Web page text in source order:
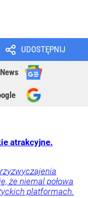
UDOSTĘPNIJ
atrakcyjne.
że niemal połowa
platformach.